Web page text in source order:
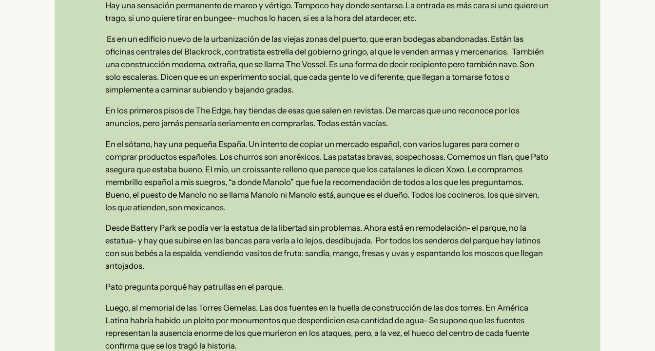
Hay una sensación permanente de mareo y vértigo. Tampoco hay donde sentarse. La entrada es más cara si uno quiere un
trago, si uno quiere tirar en bungee- muchos lo hacen, si es a la hora del atardecer, etc.
Es en un edificio nuevo de la urbanización de las viejas zonas del puerto, que eran bodegas abandonadas. Están las
oficinas centrales del Blackrock, contratista estrella del gobierno gringo, al que le venden armas y mercenarios. También
una construcción moderna, extraña, que se llama The Vessel. Es una forma de decir recipiente pero también nave. Son
solo escaleras. Dicen que es un experimento social, que cada gente lo ve diferente, que llegan a tomarse fotos o
simplemente a caminar subiendo y bajando gradas.
En los primeros pisos de The Edge, hay tiendas de esas que salen en revistas. De marcas que uno reconoce por los
anuncios, pero jamás pensaría seriamente en comprarlas. Todas están vacías.
En el sótano, hay una pequeña España. Un intento de copiar un mercado español, con varios lugares para comer o
comprar productos españoles. Los churros son anoréxicos. Las patatas bravas, sospechosas. Comemos un flan, que Pato
asegura que estaba bueno. El mío, un croissante relleno que parece que los catalanes le dicen Xoxo. Le compramos
membrillo español a mis suegros, “a donde Manolo” que fue la recomendación de todos a los que les preguntamos.
Bueno, el puesto de Manolo no se llama Manolo ni Manolo está, aunque es el dueño. Todos los cocineros, los que sirven,
los que atienden, son mexicanos.
Desde Battery Park se podía ver la estatua de la libertad sin problemas. Ahora está en remodelación- el parque, no la
estatua- y hay que subirse en las bancas para verla a lo lejos, desdibujada. Por todos los senderos del parque hay latinos
con sus bebés a la espalda, vendiendo vasitos de fruta: sandía, mango, fresas y uvas y espantando los moscos que llegan
antojados.
Pato pregunta porqué hay patrullas en el parque.
Luego, al memorial de las Torres Gemelas. Las dos fuentes en la huella de construcción de las dos torres. En América
Latina habría habido un pleito por monumentos que desperdicien esa cantidad de agua- Se supone que las fuentes
representan la ausencia enorme de los que murieron en los ataques, pero, a la vez, el hueco del centro de cada fuente
confirma que se los tragó la historia.